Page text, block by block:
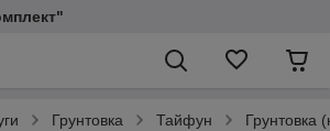
Грунтовка Тайфун Грунтовка